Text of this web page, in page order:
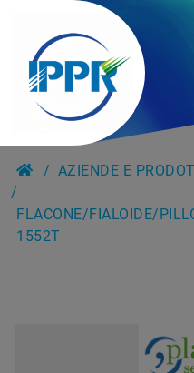
AZIENDE E
FLACONE/FIALOIDE/
1552T